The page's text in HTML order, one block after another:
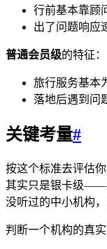
行前基本靠顾
出了问题响应
普通会员级的特征：
旅行服务基本
落地后遇到问
关键考量#
按这个标准去评估
其实只是银卡级——
没听过的中小机构
判断一个机构的真